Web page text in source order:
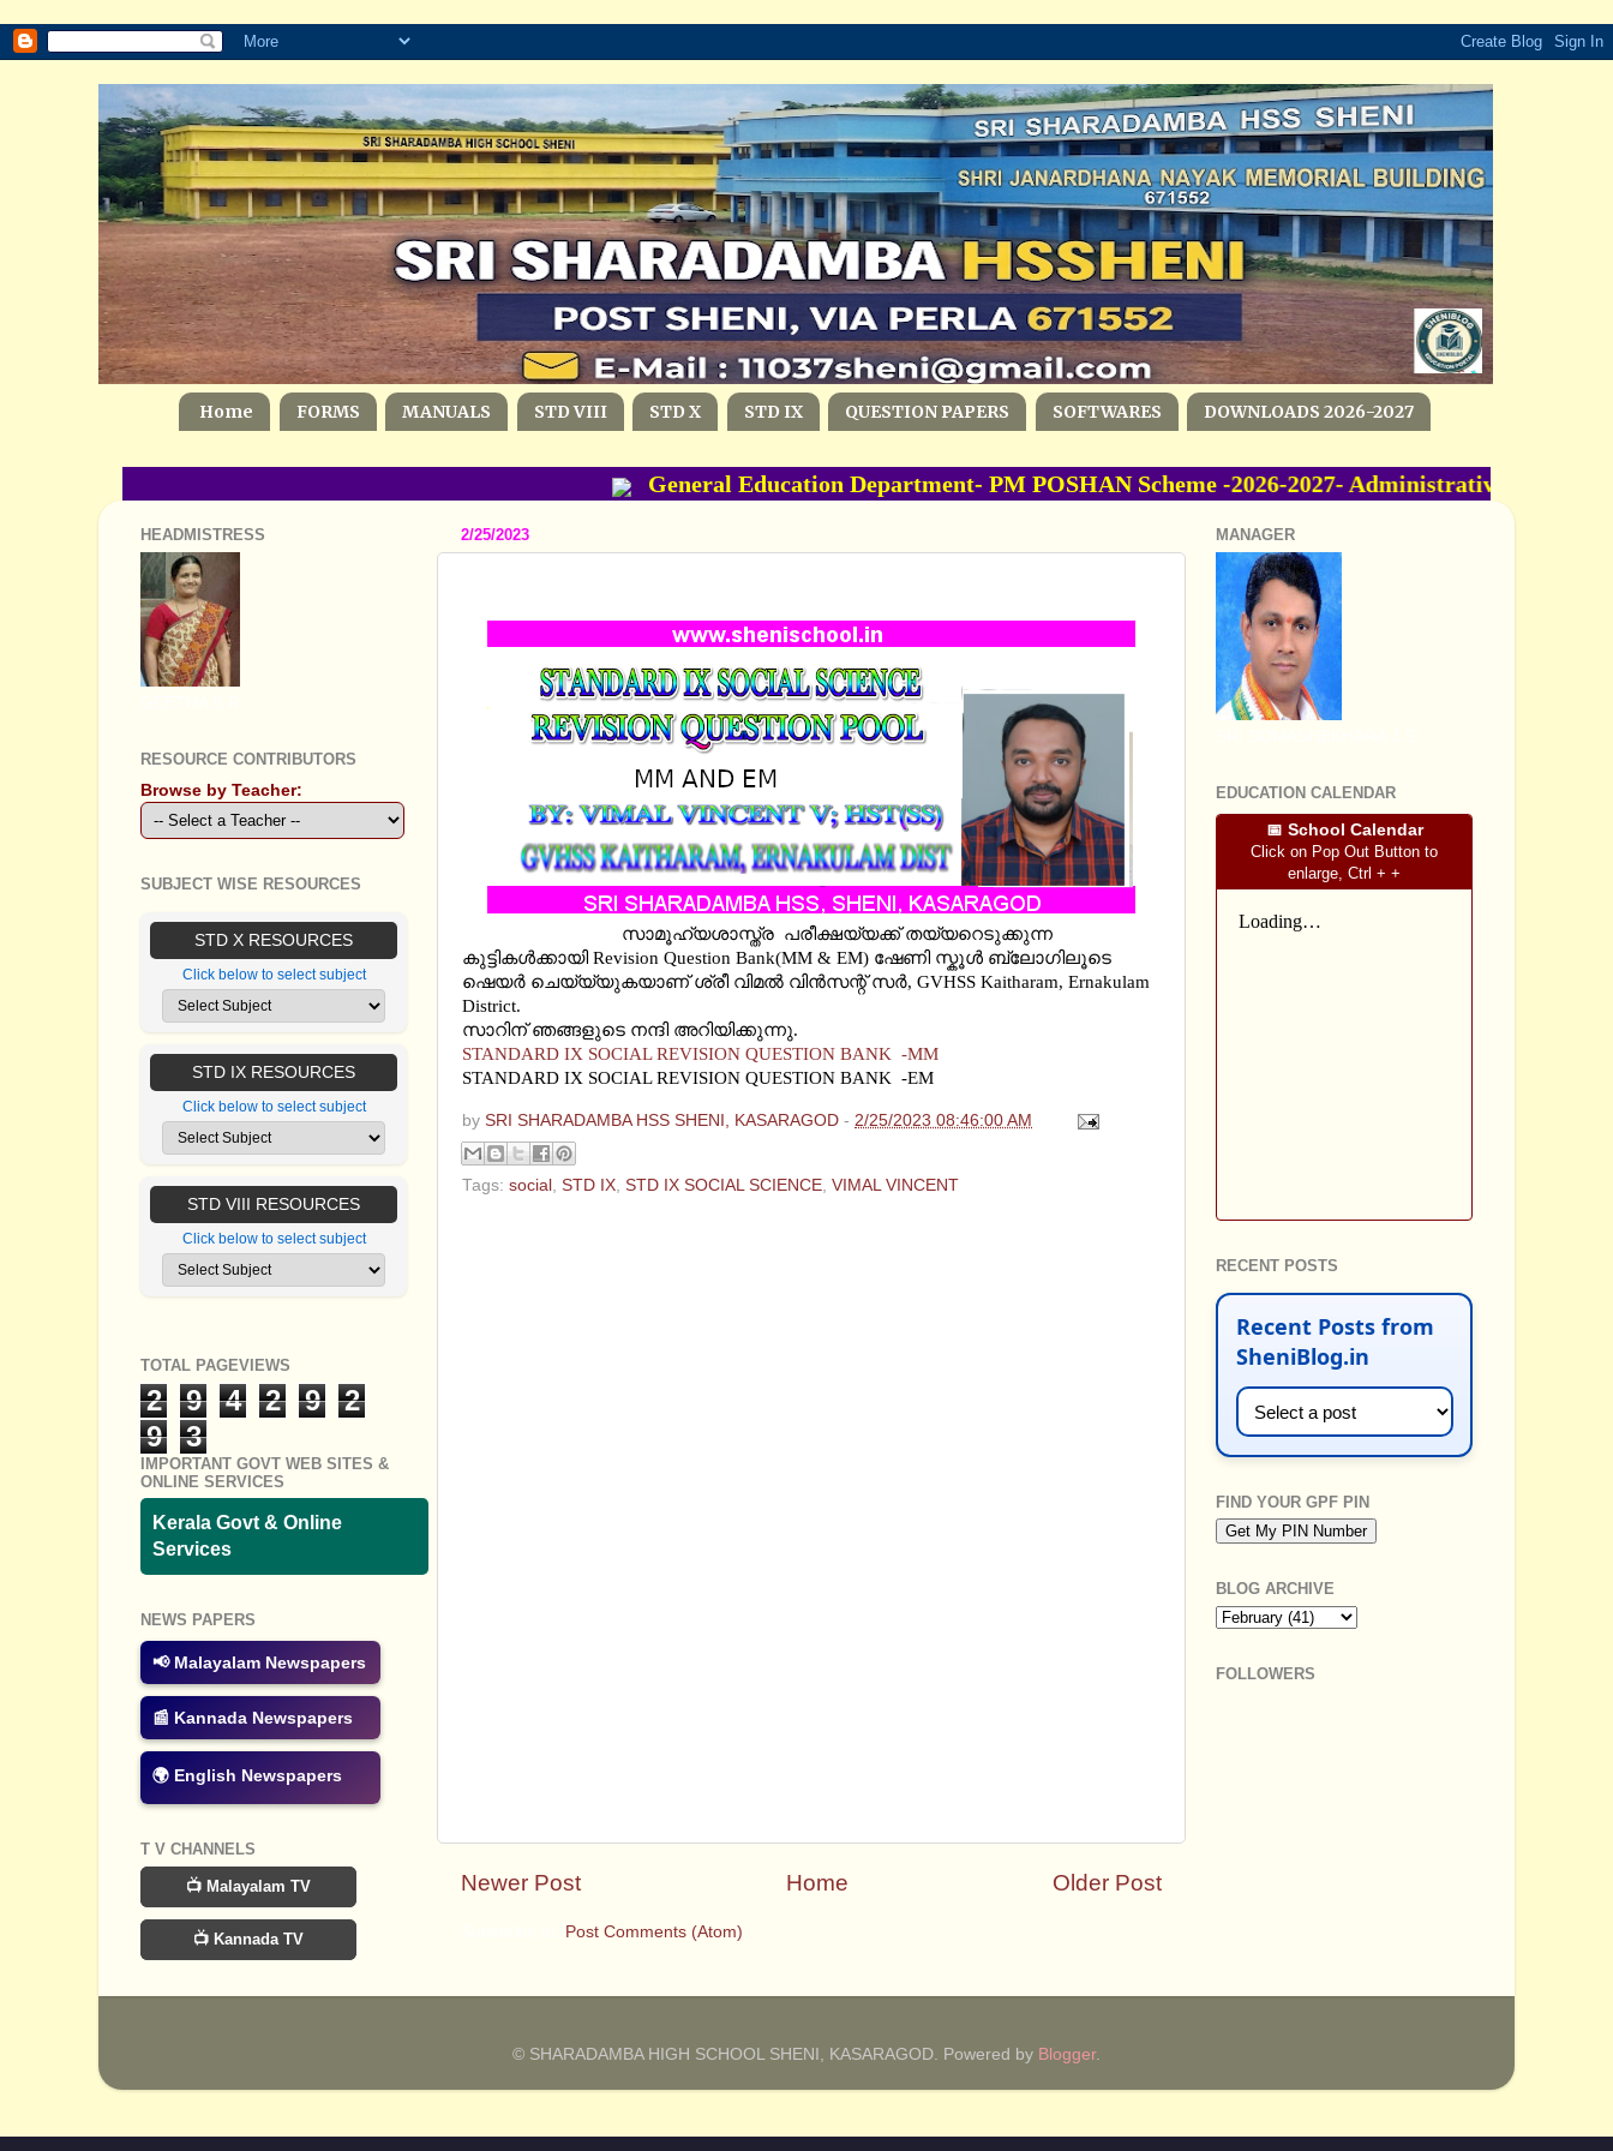
Home FORMS MANUALS STD VIII STD X STD IX QUESTION PAPERS SOFTWARES DOWNLOADS 2026-2027
General Education Department- PM POSHAN Scheme -2026-2027-
2/25/2023
സാമൂഹ്യശാസ്ത്ര പരീക്ഷയ്യക്ക് തയ്യറെടുക്കുന്ന
കുട്ടികള്‍ക്കായി Revision Question Bank(MM & EM) ഷേണി സ്കൂള്‍ ബ്ലോഗിലൂടെ
ഷെയര്‍ ചെയ്യ്യുകയാണ് ശ്രീ വിമല്‍ വിന്‍സന്റ് സര്‍, GVHSS Kaitharam, Ernakulam
District.
സാറിന് ഞങ്ങളുടെ നന്ദി അറിയിക്കുന്നു.
STANDARD IX SOCIAL REVISION QUESTION BANK -MM
STANDARD IX SOCIAL REVISION QUESTION BANK -EM
by SRI SHARADAMBA HSS SHENI, KASARAGOD - 2/25/2023 08:46:00 AM
Tags: social STD IX STD IX SOCIAL SCIENCE VIMAL VINCENT
Newer Post Older Post
Home
Post Comments (Atom)
HEADMISTRESS
RESOURCE CONTRIBUTORS
Browse by Teacher:
SUBJECT WISE RESOURCES
STD X RESOURCES
Click below to select subject
STD IX RESOURCES
Click below to select subject
STD VIII RESOURCES
Click below to select subject
TOTAL PAGEVIEWS
2 9 4 2 9
2
9
3
IMPORTANT GOVT WEB SITES &
ONLINE SERVICES
Kerala Govt & Online
Services
NEWS PAPERS
📢 Malayalam Newspapers
📰 Kannada Newspapers
🌍 English Newspapers
T V CHANNELS
📺 Malayalam TV
📺 Kannada TV
MANAGER
EDUCATION CALENDAR
📅 School Calendar
Click on Pop Out Button to
enlarge, Ctrl + +
RECENT POSTS
Recent Posts from
SheniBlog.in
FIND YOUR GPF PIN
BLOG ARCHIVE
FOLLOWERS
© SHARADAMBA HIGH SCHOOL SHENI, KASARAGOD. Powered by Blogger.